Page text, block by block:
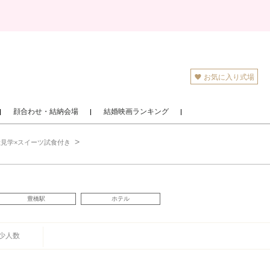
お気に入り式場
顔合わせ・結納会場 結婚映画ランキング
学×スイーツ試食付き
豊橋駅 ホテル
人数